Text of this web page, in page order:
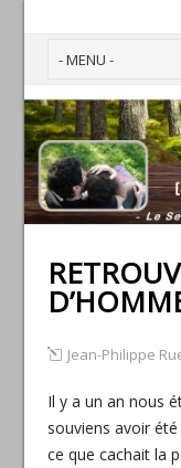
Jean-Philippe
Il y a un an nous
souviens avoir
ce que cachait la